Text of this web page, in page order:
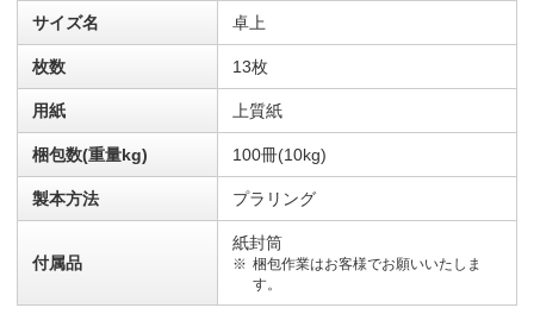
サイズ名 卓上
枚数 13枚
用紙 上質紙
梱包数(重量kg) 100冊(10kg)
製本方法 プラリング
付属品
紙封筒
梱包作業はお客様でお願いいたしま
す。